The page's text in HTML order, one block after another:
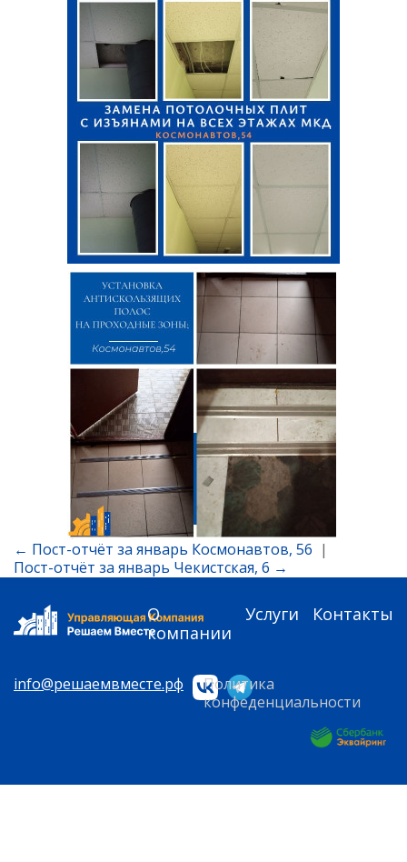
← Пост-отчёт за январь Космонавтов, 56 |
Пост-отчёт за январь Чекистская, 6 →
О
компании
Услуги Контакты
info@решаемвместе.рф
Политика
конфеденциальности